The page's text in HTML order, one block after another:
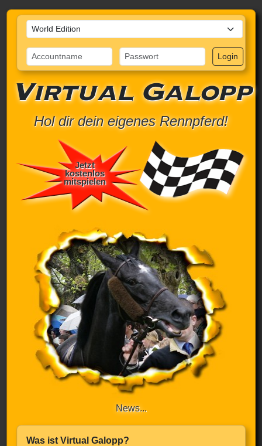
Login
Virtual Galopp
Hol dir dein eigenes Rennpferd!
Jetzt
kostenlos
mitspielen
News...
Was ist Virtual Galopp?